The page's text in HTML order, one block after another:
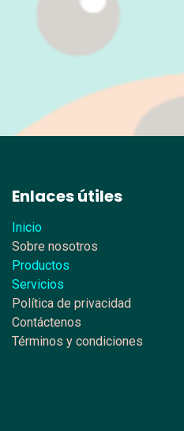
Enlaces útiles
Inicio
Sobre nosotros
Productos
Servicios
Política de privacidad
Contáctenos
Términos y condiciones